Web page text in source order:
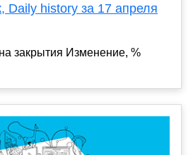
history за 17 апреля
закрытия Изменение, %